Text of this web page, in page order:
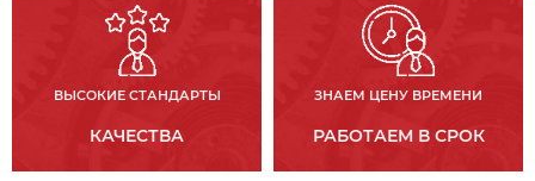
ВЫСОКИЕ СТАНДАРТЫ
КАЧЕСТВА
ЗНАЕМ ЦЕНУ ВРЕМЕНИ
РАБОТАЕМ В СРОК